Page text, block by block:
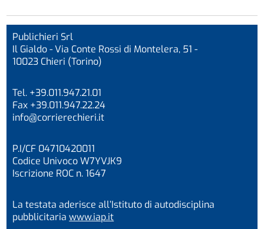
Publichieri Srl
Il Gialdo - Via Conte Rossi di Montelera, 51 -
10023 Chieri (Torino)
Tel. +39.011.947.21.01
Fax +39.011.947.22.24
info@corrierechieri.it
P.I/CF 04710420011
Codice Univoco W7YVJK9
Iscrizione ROC n. 1647
La testata aderisce all’Istituto di autodisciplina
pubblicitariawww.iap.it